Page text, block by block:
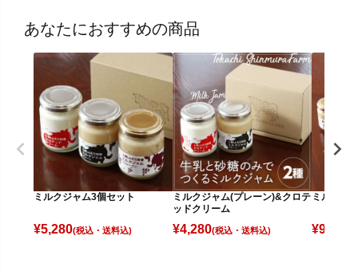
あなたにおすすめの商品
ミルクジャム3個セット
¥5,280(税込)
ミルクジャム(プレーン)&クロテ
ッドクリーム
¥4,280(税込)
ミルクジ
¥9,980